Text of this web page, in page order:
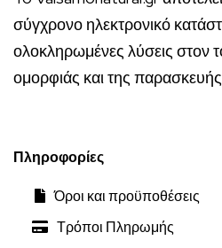
σύγχρονο ηλεκτρονικό
ολοκληρωμένες λύσεις στον
ομορφιάς και της
Πληροφορίες
Όροι και προϋποθέσεις
Τρόποι Πληρωμής